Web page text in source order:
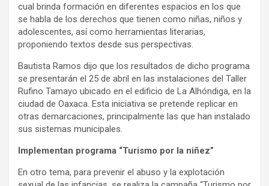
cual brinda formación en diferentes espacios en los que
se habla de los derechos que tienen como niñas, niños y
adolescentes, así como herramientas literarias,
proponiendo textos desde sus perspectivas.
Bautista Ramos dijo que los resultados de dicho programa
se presentarán el 25 de abril en las instalaciones del Taller
Rufino Tamayo ubicado en el edificio de La Alhóndiga, en la
ciudad de Oaxaca. Esta iniciativa se pretende replicar en
otras demarcaciones, principalmente las que han instalado
sus sistemas municipales.
Implementan programa “Turismo por la niñez”
En otro tema, para prevenir el abuso y la explotación